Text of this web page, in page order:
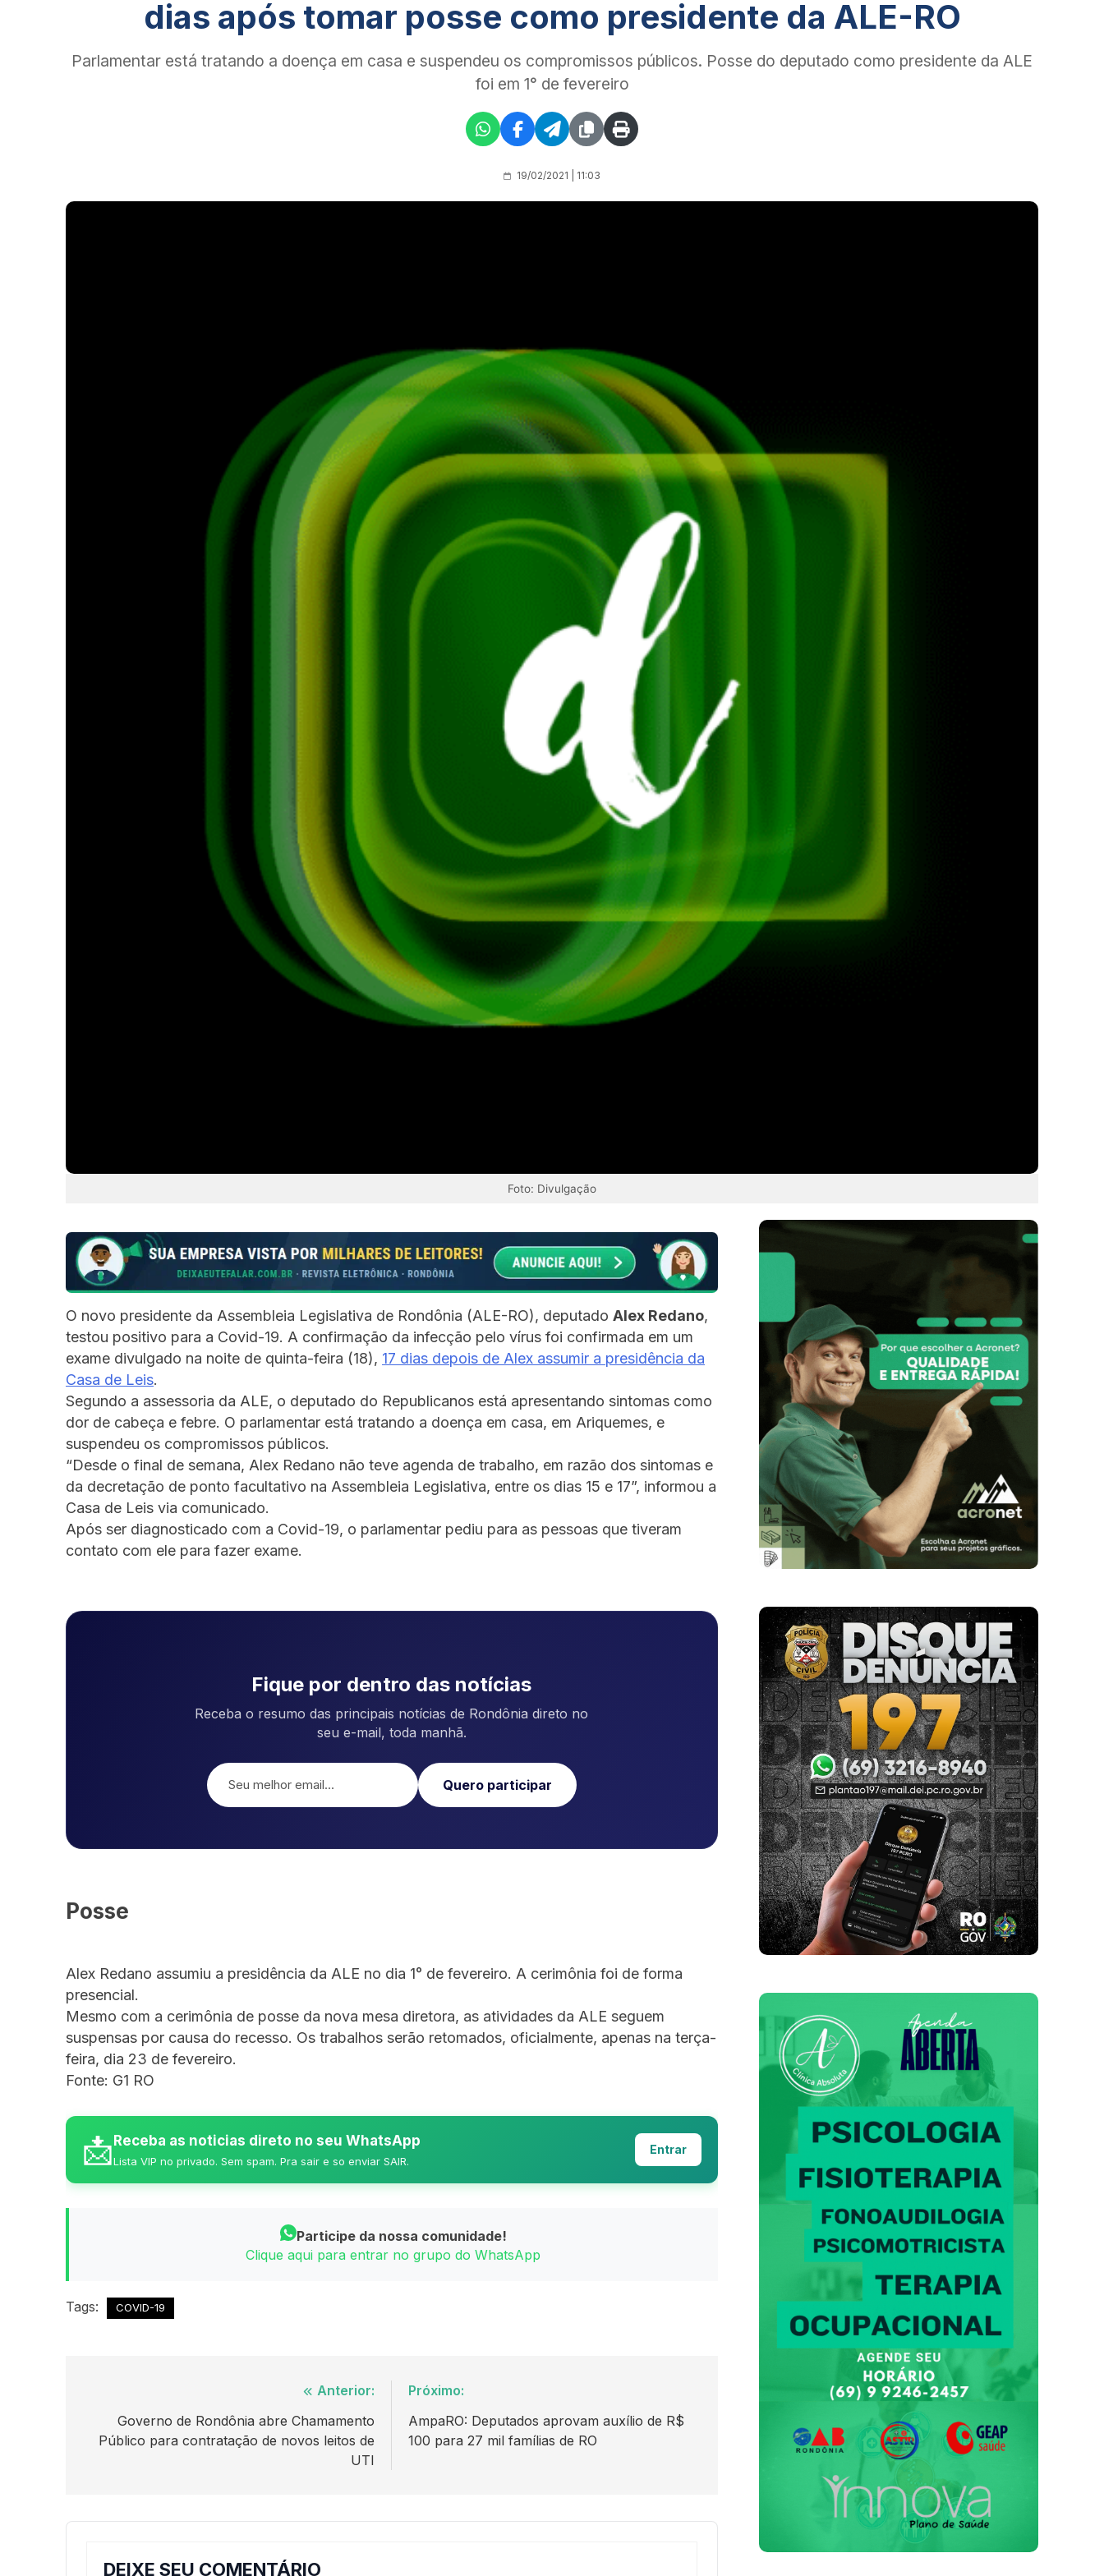
dias após tomar posse como presidente da ALE-RO
Parlamentar está tratando a doença em casa e suspendeu os compromissos públicos. Posse do deputado como presidente da ALE
foi em 1° de fevereiro
19/02/2021 | 11:03
Foto: Divulgação
O novo presidente da Assembleia Legislativa de Rondônia (ALE-RO), deputado Alex Redano,
testou positivo para a Covid-19. A confirmação da infecção pelo vírus foi confirmada em um
exame divulgado na noite de quinta-feira (18), 17 dias depois de Alex assumir a presidência da
Casa de Leis.
Segundo a assessoria da ALE, o deputado do Republicanos está apresentando sintomas como
dor de cabeça e febre. O parlamentar está tratando a doença em casa, em Ariquemes, e
suspendeu os compromissos públicos.
“Desde o final de semana, Alex Redano não teve agenda de trabalho, em razão dos sintomas e
da decretação de ponto facultativo na Assembleia Legislativa, entre os dias 15 e 17”, informou a
Casa de Leis via comunicado.
Após ser diagnosticado com a Covid-19, o parlamentar pediu para as pessoas que tiveram
contato com ele para fazer exame.
Fique por dentro das notícias
Receba o resumo das principais notícias de Rondônia direto no
seu e-mail, toda manhã.
Quero participar
Posse
Alex Redano assumiu a presidência da ALE no dia 1° de fevereiro. A cerimônia foi de forma
presencial.
Mesmo com a cerimônia de posse da nova mesa diretora, as atividades da ALE seguem
suspensas por causa do recesso. Os trabalhos serão retomados, oficialmente, apenas na terça-
feira, dia 23 de fevereiro.
Fonte: G1 RO
📩Receba as noticias direto no seu WhatsApp
Lista VIP no privado. Sem spam. Pra sair e so enviar SAIR.
Entrar
Participe da nossa comunidade!
Clique aqui para entrar no grupo do WhatsApp
Tags: COVID-19
Post
Anterior:
Governo de Rondônia abre Chamamento
Público para contratação de novos leitos de
UTI
Próximo:
AmpaRO: Deputados aprovam auxílio de R$
100 para 27 mil famílias de RO
DEIXE SEU COMENTÁRIO